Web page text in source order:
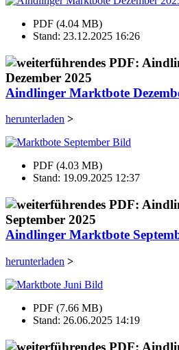
PDF (4.04 MB)
Stand: 23.12.2025 16:26
Aindlinger Marktbote
herunterladen >
PDF (4.03 MB)
Stand: 19.09.2025 12:37
Aindlinger Marktbote
herunterladen >
PDF (7.66 MB)
Stand: 26.06.2025 14:19